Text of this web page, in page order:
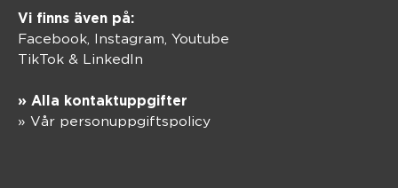
Vi finns även på:
Facebook, Instagram Youtube
TikTok & LinkedIn
» Alla kontaktuppgifter
» Vår personuppgiftspolicy